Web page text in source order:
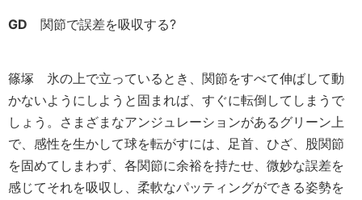
GD 関節で誤差を吸収する?
篠塚 氷の上で立っているとき、関節をすべて伸ばして動
かないようにしようと固まれば、すぐに転倒してしまうで
しょう。さまざまなアンジュレーションがあるグリーン上
で、感性を生かして球を転がすには、足首、ひざ、股関節
を固めてしまわず、各関節に余裕を持たせ、微妙な誤差を
感じてそれを吸収し、柔軟なパッティングができる姿勢を